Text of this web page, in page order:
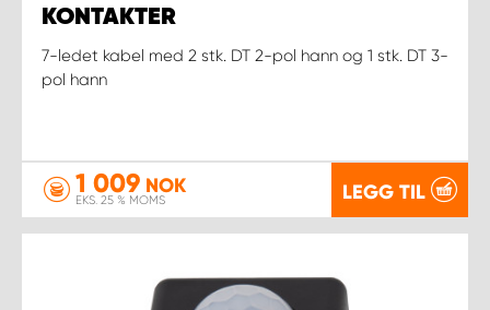
KONTAKTER
7-ledet kabel med 2 stk. DT 2-pol hann og 1 stk. DT 3-
pol hann
1 009 NOK
EKS. 25 % MOMS LEGG TIL